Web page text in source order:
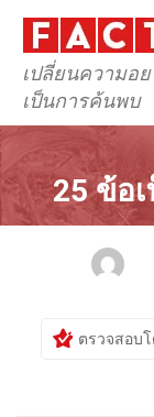
เปลี่ยนความอ
เป็นการค้นพบ
25 ข้อ
ตรวจสอบ